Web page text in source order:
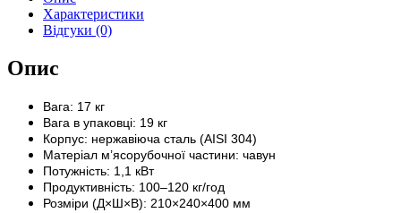
Характеристики
Відгуки (0)
Опис
Вага: 17 кг
Вага в упаковці: 19 кг
Корпус: нержавіюча сталь (AISI 304)
Матеріал м’ясорубочної частини: чавун
Потужність: 1,1 кВт
Продуктивність: 100–120 кг/год
Розміри (Д×Ш×В): 210×240×400 мм